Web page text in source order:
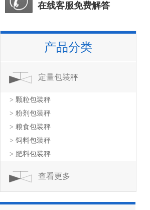
在线客服免费解答
产品分类
定量包装秤
> 颗粒包装秤
> 粉剂包装秤
> 粮食包装秤
> 饲料包装秤
> 肥料包装秤
查看更多